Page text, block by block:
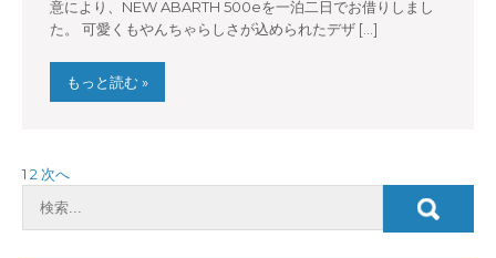
意により、NEW ABARTH 500eを一泊二日でお借りしまし
た。 可愛くもやんちゃらしさが込められたデザ […]
もっと読む »
投
稿
1 2 次へ